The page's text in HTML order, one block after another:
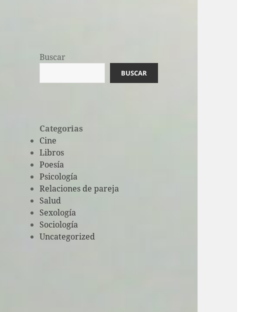
Buscar
BUSCAR
Categorias
Cine
Libros
Poesía
Psicología
Relaciones de pareja
Salud
Sexología
Sociología
Uncategorized